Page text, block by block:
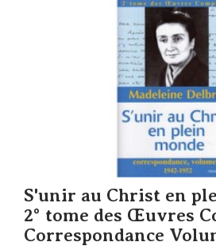
S'unir au Christ en
2° tome des Œuvres
Correspondance